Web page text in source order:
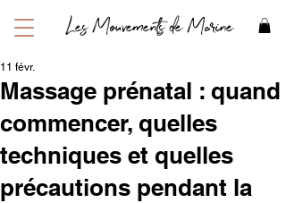
Les Mouvements de Marine
Massage prénatal : quand
commencer, quelles
techniques et quelles
précautions pendant la
11 févr.